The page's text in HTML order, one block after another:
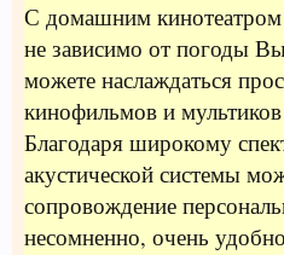
С домашним
не зависимо от погоды
можете наслаждаться
кинофильмов и
Благодаря широкому
акустической системы
сопровождение
несомненно, очень